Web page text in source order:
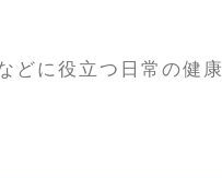
どに役立つ日常の健康